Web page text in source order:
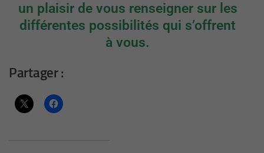
un plaisir de vous renseigner sur les
différentes possibilités qui s’offrent
à vous.
Partager :